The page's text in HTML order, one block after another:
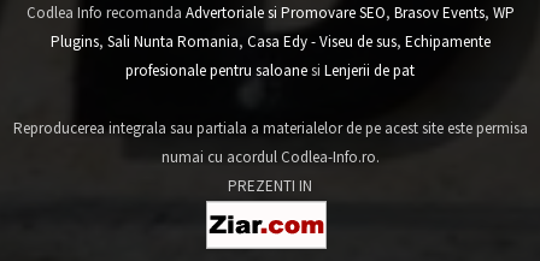
Codlea Info recomanda Advertoriale si Promovare SEO, Brasov Events, WP
Plugins, Sali Nunta Romania, Casa Edy - Viseu de sus, Echipamente
profesionale pentru saloanesi Lenjerii de pat
Reproducerea integrala sau partiala a materialelor de pe acest site este permisa
numai cu acordul Codlea-Info.ro.
PREZENTI IN